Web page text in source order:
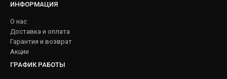
ИНФОРМАЦИЯ
О нас
Доставка и оплата
Гарантия и возврат
Акции
ГРАФИК РАБОТЫ